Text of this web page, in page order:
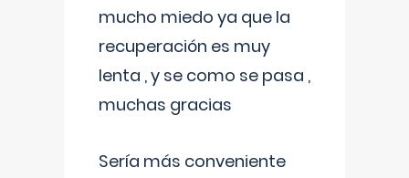
mucho miedo ya que la
recuperación es muy
lenta , y se como se pasa ,
muchas gracias
Sería más conveniente